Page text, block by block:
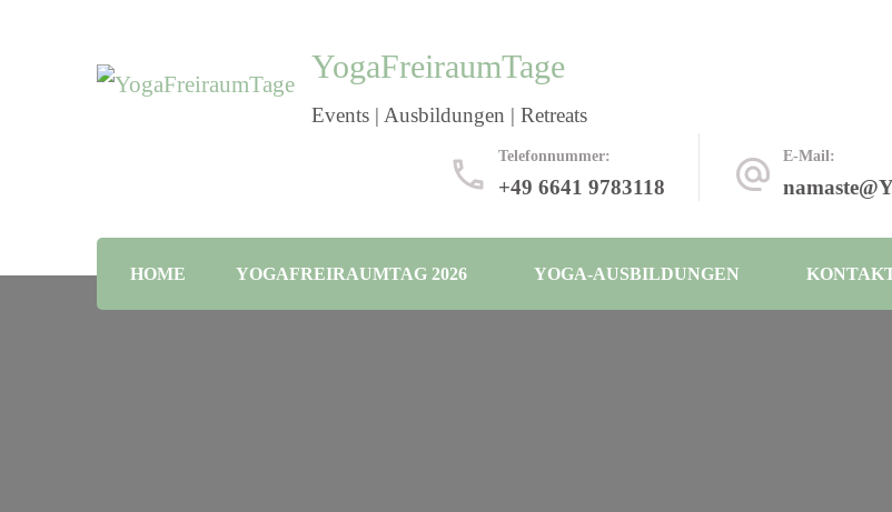
YogaFreiraumTage
Events | Ausbildungen | Retreats
Telefonnummer:
+49 6641 9783118
E-Mail:
HOME YOGAFREIRAUMTAG 2026 YOGA-AUSBILDUNGEN